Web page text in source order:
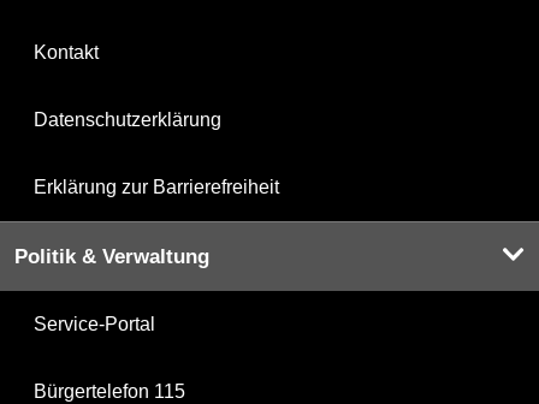
Kontakt
Datenschutzerklärung
Erklärung zur Barrierefreiheit
Politik & Verwaltung
Service-Portal
Bürgertelefon 115